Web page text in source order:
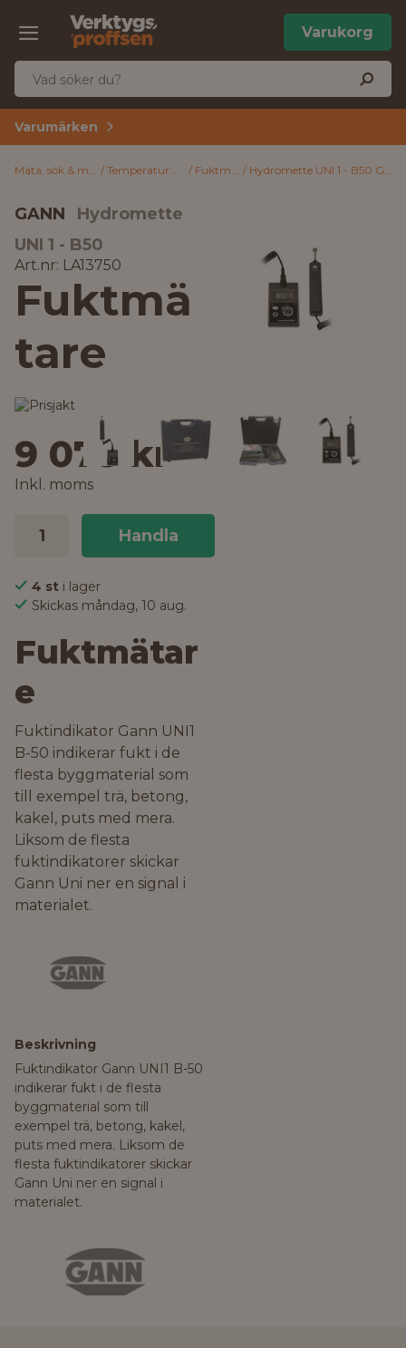
Varukorg
Varumärken
Mäta, sök & märk Temperatur & fukt Fuktmätare Hydromette UNI 1 - B50 Gann Fuktmätare
GANN
Hydromette
UNI 1 - B50
Art.nr: LA13750
Fuktmä
tare
9 078 kr
Inkl. moms
Handla
4 st i lager
Skickas måndag, 10 aug.
Fuktmätar
e
Fuktindikator Gann UNI1
B-50 indikerar fukt i de
flesta byggmaterial som
till exempel trä, betong,
kakel, puts med mera.
Liksom de flesta
fuktindikatorer skickar
Gann Uni ner en signal i
materialet.
Beskrivning
Fuktindikator Gann UNI1 B-50
indikerar fukt i de flesta
byggmaterial som till
exempel trä, betong, kakel,
puts med mera. Liksom de
flesta fuktindikatorer skickar
Gann Uni ner en signal i
materialet.